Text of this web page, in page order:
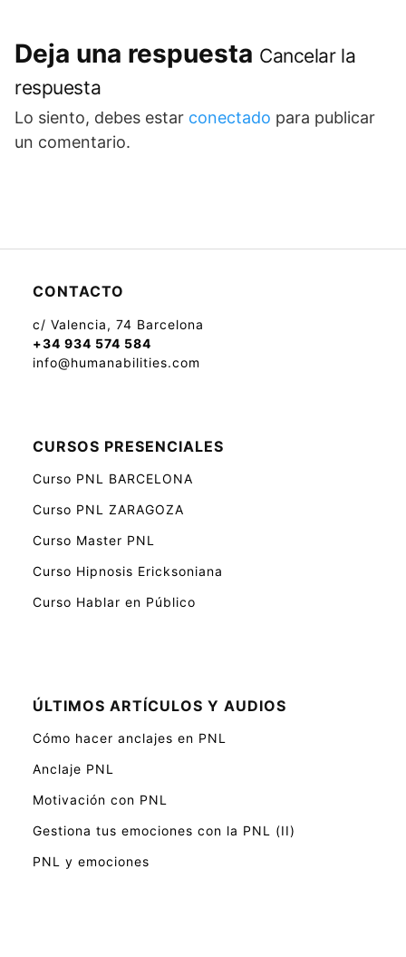
Deja una respuesta Cancelar la
respuesta
Lo siento, debes estar conectado para publicar
un comentario.
CONTACTO
c/ Valencia, 74 Barcelona
+34 934 574 584
info@humanabilities.com
CURSOS PRESENCIALES
Curso PNL BARCELONA
Curso PNL ZARAGOZA
Curso Master PNL
Curso Hipnosis Ericksoniana
Curso Hablar en Público
ÚLTIMOS ARTÍCULOS Y AUDIOS
Cómo hacer anclajes en PNL
Anclaje PNL
Motivación con PNL
Gestiona tus emociones con la PNL (II)
PNL y emociones